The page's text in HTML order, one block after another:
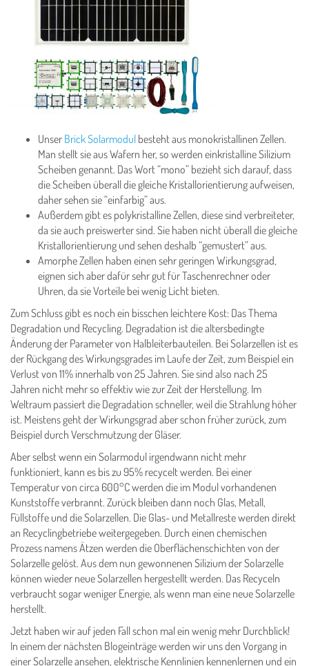
Unser Brick Solarmodul besteht aus monokristallinen Zellen.
Man stellt sie aus Wafern her, so werden einkristalline Silizium
Scheiben genannt. Das Wort “mono” bezieht sich darauf, dass
die Scheiben überall die gleiche Kristallorientierung aufweisen,
daher sehen sie “einfarbig” aus.
Außerdem gibt es polykristalline Zellen, diese sind verbreiteter,
da sie auch preiswerter sind. Sie haben nicht überall die gleiche
Kristallorientierung und sehen deshalb “gemustert” aus.
Amorphe Zellen haben einen sehr geringen Wirkungsgrad,
eignen sich aber dafür sehr gut für Taschenrechner oder
Uhren, da sie Vorteile bei wenig Licht bieten.
Zum Schluss gibt es noch ein bisschen leichtere Kost: Das Thema
Degradation und Recycling. Degradation ist die altersbedingte
Änderung der Parameter von Halbleiterbauteilen. Bei Solarzellen ist es
der Rückgang des Wirkungsgrades im Laufe der Zeit, zum Beispiel ein
Verlust von 11% innerhalb von 25 Jahren. Sie sind also nach 25
Jahren nicht mehr so effektiv wie zur Zeit der Herstellung. Im
Weltraum passiert die Degradation schneller, weil die Strahlung höher
ist. Meistens geht der Wirkungsgrad aber schon früher zurück, zum
Beispiel durch Verschmutzung der Gläser.
Aber selbst wenn ein Solarmodul irgendwann nicht mehr
funktioniert, kann es bis zu 95% recycelt werden. Bei einer
Temperatur von circa 600°C werden die im Modul vorhandenen
Kunststoffe verbrannt. Zurück bleiben dann noch Glas, Metall,
Füllstoffe und die Solarzellen. Die Glas- und Metallreste werden direkt
an Recyclingbetriebe weitergegeben. Durch einen chemischen
Prozess namens Ätzen werden die Oberflächenschichten von der
Solarzelle gelöst. Aus dem nun gewonnenen Silizium der Solarzelle
können wieder neue Solarzellen hergestellt werden. Das Recyceln
verbraucht sogar weniger Energie, als wenn man eine neue Solarzelle
herstellt.
Jetzt haben wir auf jeden Fall schon mal ein wenig mehr Durchblick!
In einem der nächsten Blogeinträge werden wir uns den Vorgang in
einer Solarzelle ansehen, elektrische Kennlinien kennenlernen und ein